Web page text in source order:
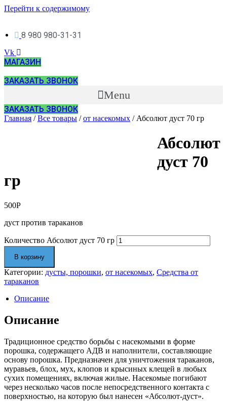
Перейти к содержимому
8 980 980-31-31
Vk
МАГАЗИН
ЗАКАЗАТЬ ЗВОНОК
Menu
ЗАКАЗАТЬ ЗВОНОК
Главная /Все товары /от насекомых / Абсолют дуст 70 гр
Абсолют
дуст 70
гр
500Р
дуст против тараканов
Количество Абсолют дуст 70 гр
В корзину
Категории: дусты, порошки, от насекомых, Средства от
тараканов
Описание
Описание
Традиционное средство борьбы с насекомыми в форме
порошка, содержащего АДВ и наполнители, составляющие
основу порошка. Предназначен для уничтожения тараканов,
муравьев, блох, мух, клопов и крысиных клещей в любых
сухих помещениях, включая жилые. Насекомые погибают
через несколько часов после непосредственного контакта с
поверхностью, на которую был нанесен «Абсолют-дуст».